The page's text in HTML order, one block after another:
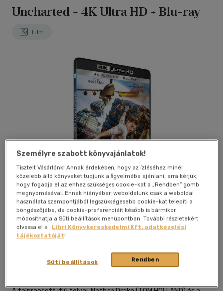
Uncharted - 4K Ultra HD + Blu-ray
Film
Kívánságlistához adom Megosztom
Gamma Home Entertainment Kft. 2022|magyar nyelvű
Személyre szabott könyvajánlatok!
Tisztelt Vásárlónk! Annak érdekében, hogy az ízléséhez minél
közelebb álló könyveket tudjunk a figyelmébe ajánlani, arra kérjük,
hogy fogadja el az ehhez szükséges cookie-kat a „Rendben” gomb
megnyomásával. Ennek hiányában weboldalunk csak a weboldal
használata szempontjából legszükségesebb cookie-kat telepíti a
böngészőjébe, de cookie-preferenciáit később is bármikor
módosíthatja a Süti beállítások menüpontban. További részletekért
olvassa el a
Libri Könyvkereskedelmi Kft. adatkezelési
tájékoztatóját!
Rendben
Süti beállítások